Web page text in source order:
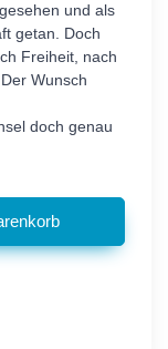
und als
getan. Doch
Freiheit, nach
Wunsch
doch genau